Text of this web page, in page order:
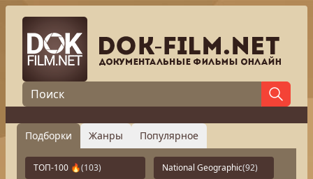
Подборки Жанры Популярное
ТОП-100 🔥(103) National Geographic(92)